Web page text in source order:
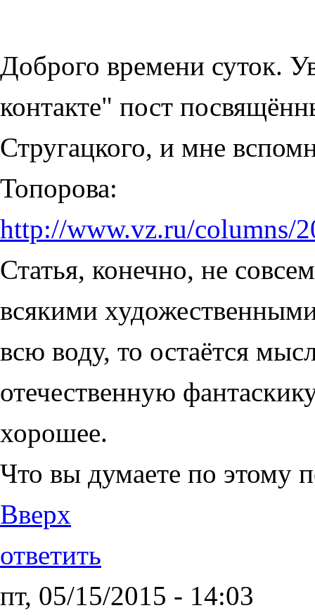
Доброго времени суток.
контакте" пост
Стругацкого, и мне
Топорова:
http://www.vz.ru/columns/
Статья, конечно, не
всякими
всю воду, то остаётся
отечественную
хорошее.
Что вы думаете по этому
Вверх
ответить
пт, 05/15/2015 - 14:03